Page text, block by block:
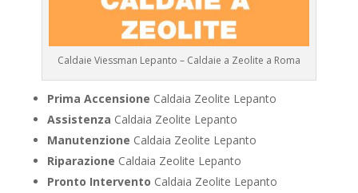
Caldaie Viessman Lepanto – Caldaie a Zeolite a Roma
Prima Accensione Caldaia Zeolite Lepanto
Assistenza Caldaia Zeolite Lepanto
Manutenzione Caldaia Zeolite Lepanto
Riparazione Caldaia Zeolite Lepanto
Pronto Intervento Caldaia Zeolite Lepanto